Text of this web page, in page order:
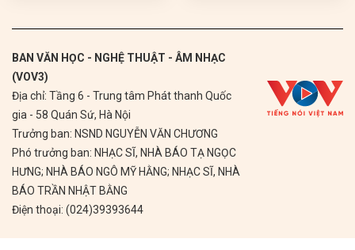
BAN VĂN HỌC - NGHỆ THUẬT - ÂM NHẠC
(VOV3)
Địa chỉ: Tầng 6 - Trung tâm Phát thanh Quốc
gia - 58 Quán Sứ, Hà Nội
Trưởng ban: NSND NGUYỄN VĂN CHƯƠNG
Phó trưởng ban: NHẠC SĨ, NHÀ BÁO TẠ NGỌC
HƯNG; NHÀ BÁO NGÔ MỸ HẰNG; NHẠC SĨ, NHÀ
BÁO TRẦN NHẬT BẰNG
Điện thoại: (024)39393644